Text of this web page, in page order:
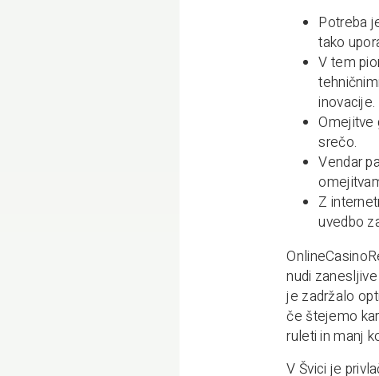
Potreba
tako
V tem
inovacije.
Omejitve
srečo.
Vendar
Z
uvedbo
nudi
je zadržalo
če štejemo
ruleti in manj
V Švici je